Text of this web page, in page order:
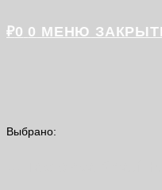
₽0 0 МЕНЮ
Выбрано: